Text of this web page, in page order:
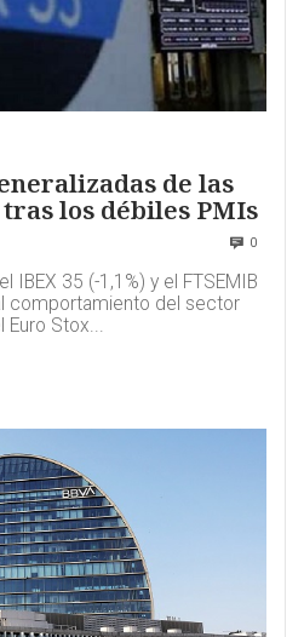
de las
los débiles PMIs
0
IBEX 35 (-1,1%) y el FTSEMIB
comportamiento del sector
Euro Stox...